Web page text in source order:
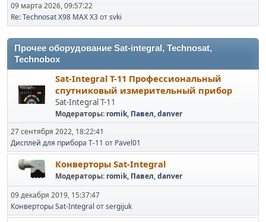
09 марта 2026, 09:57:22
Re: Technosat X98 MAX X3отsvki
Прочее оборудование Sat-integral, Technosat,
Technobox
Sat-Integral T-11 Профессиональный
спутниковый измерительный прибор
Sat-Integral T-11
Модераторы: romik, Павел,danver
27 сентября 2022, 18:22:41
Дисплей для прибора T-11 от Pavel01
Конверторы Sat-Integral
Модераторы: romik, Павел,danver
09 декабря 2019, 15:37:47
Конверторы Sat-Integral отsergijuk